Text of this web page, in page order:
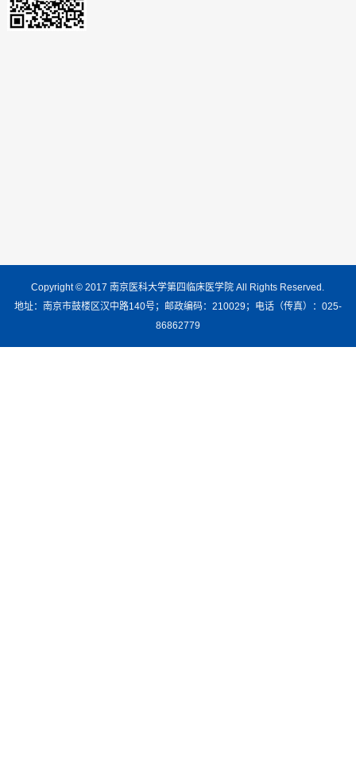
Copyright © 2017 南京医科大学第四临床医学院 All Rights Reserved.
地址：南京市鼓楼区汉中路140号；邮政编码：210029；电话（传真）：025-
86862779